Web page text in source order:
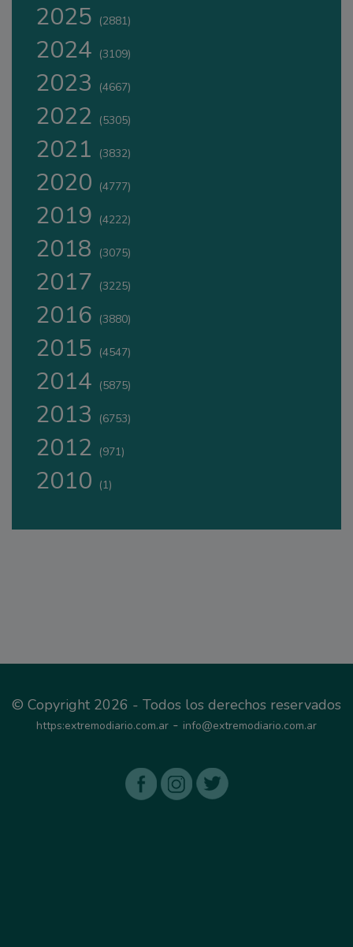
2025 (2881)
2024 (3109)
2023 (4667)
2022 (5305)
2021 (3832)
2020 (4777)
2019 (4222)
2018 (3075)
2017 (3225)
2016 (3880)
2015 (4547)
2014 (5875)
2013 (6753)
2012 (971)
2010 (1)
© Copyright 2026 - Todos los derechos reservados
https:extremodiario.com.ar - info@extremodiario.com.ar